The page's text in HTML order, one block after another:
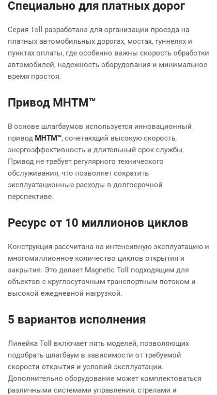
Специально для платных дорог
Серия Toll разработана для организации проезда на
платных автомобильных дорогах, мостах, туннелях и
пунктах оплаты, где особенно важны скорость обработки
автомобилей, надежность оборудования и минимальное
время простоя.
Привод MHTM™
В основе шлагбаумов используется инновационный
привод MHTM™, сочетающий высокую скорость,
энергоэффективность и длительный срок службы.
Привод не требует регулярного технического
обслуживания, что позволяет сократить
эксплуатационные расходы в долгосрочной
перспективе.
Ресурс от 10 миллионов циклов
Конструкция рассчитана на интенсивную эксплуатацию и
многомиллионное количество циклов открытия и
закрытия. Это делает Magnetic Toll подходящим для
объектов с круглосуточным транспортным потоком и
высокой ежедневной нагрузкой.
5 вариантов исполнения
Линейка Toll включает пять моделей, позволяющих
подобрать шлагбаум в зависимости от требуемой
скорости открытия и условий эксплуатации.
Дополнительно оборудование может комплектоваться
различными системами управления, стрелами и